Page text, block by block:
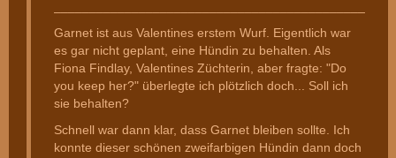
Garnet ist aus Valentines erstem Wurf. Eigentlich war
es gar nicht geplant, eine Hündin zu behalten. Als
Fiona Findlay, Valentines Züchterin, aber fragte: "Do
you keep her?" überlegte ich plötzlich doch... Soll ich
sie behalten?
Schnell war dann klar, dass Garnet bleiben sollte. Ich
konnte dieser schönen zweifarbigen Hündin dann doch